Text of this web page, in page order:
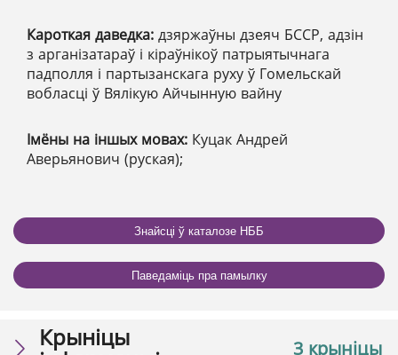
Кароткая даведка: дзяржаўны дзеяч БССР, адзін
з арганізатараў і кіраўнікоў патрыятычнага
падполля і партызанскага руху ў Гомельскай
вобласці ў Вялікую Айчынную вайну
Імёны на іншых мовах: Куцак Андрей
Аверьянович (руская);
Знайсці ў каталозе НББ
Паведаміць пра памылку
3 крыніцы
Крыніцы